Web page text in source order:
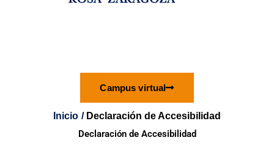
Campus virtual
Inicio Declaración de Accesibilidad
Declaración de Accesibilidad